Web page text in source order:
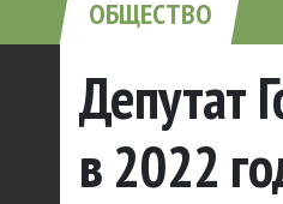
ОБЩЕСТВО
Депутат
в 2022